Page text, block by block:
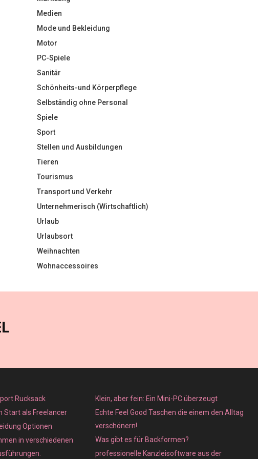
Medien
Mode und Bekleidung
Motor
PC-Spiele
Sanitär
Schönheits-und Körperpflege
Selbständig ohne Personal
Spiele
Sport
Stellen und Ausbildungen
Tieren
Tourismus
Transport und Verkehr
Unternehmerisch (Wirtschaftlich)
Urlaub
Urlaubsort
Weihnachten
Wohnaccessoires
Rucksack
Start als Freelancer
Optionen
in verschiedenen
Klein, aber fein: Ein Mini-PC überzeugt
Echte Feel Good Taschen die einem den Alltag
verschönern!
Was gibt es für Backformen?
professionelle Kanzleisoftware aus der